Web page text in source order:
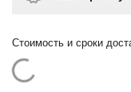
Стоимость и сроки